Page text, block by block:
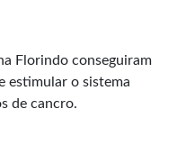
Florindo conseguiram
estimular o sistema
de cancro.